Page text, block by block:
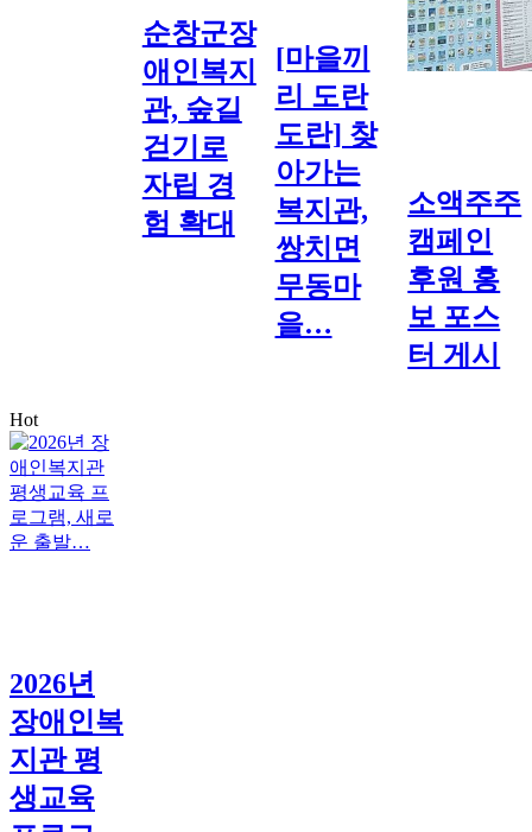
순창군장
애인복지
관, 숲길
걷기로
자립 경
험 확대
[마을끼
리 도란
도란] 찾
아가는
복지관,
쌍치면
무동마
을…
소액주주
캠페인
후원 홍
보 포스
터 게시
Hot
2026년
장애인복
지관 평
생교육